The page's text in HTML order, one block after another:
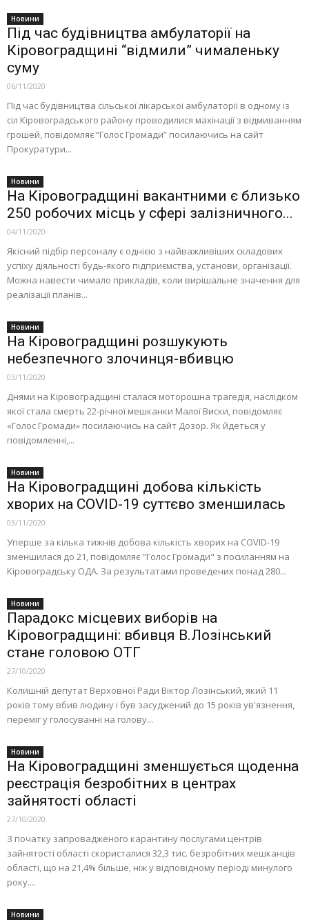
Новини
Під час будівництва амбулаторії на
Кіровоградщині “відмили” чималеньку
суму
06/11/2020
Під час будівництва сільської лікарської амбулаторії в одному із
сіл Кіровоградського району проводилися махінації з відмиванням
грошей, повідомляє “Голос Громади” посилаючись на сайт
Прокуратури...
Новини
На Кіровоградщині вакантними є близько
250 робочих місць у сфері залізничного...
04/11/2020
Якісний підбір персоналу є однією з найважливіших складових
успіху діяльності будь-якого підприємства, установи, організації.
Можна навести чимало прикладів, коли вирішальне значення для
реалізації планів...
Новини
На Кіровоградщині розшукують
небезпечного злочинця-вбивцю
03/11/2020
Днями на Кіровоградщині сталася моторошна трагедія, наслідком
якої стала смерть 22-річної мешканки Малої Виски, повідомляє
«Голос Громади» посилаючись на сайт Дозор. Як йдеться у
повідомленні,...
Новини
На Кіровоградщині добова кількість
хворих на COVID-19 суттєво зменшилась
03/11/2020
Уперше за кілька тижнів добова кількість хворих на COVID-19
зменшилася до 21, повідомляє "Голос Громади" з посиланням на
Кіровоградську ОДА. За результатами проведених понад 280...
Новини
Парадокс місцевих виборів на
Кіровоградщині: вбивця В.Лозінський
стане головою ОТГ
27/10/2020
Колишній депутат Верховної Ради Віктор Лозінський, який 11
років тому вбив людину і був засуджений до 15 років ув'язнення,
переміг у голосуванні на голову...
Новини
На Кіровоградщині зменшується щоденна
реєстрація безробітних в центрах
зайнятості області
27/10/2020
З початку запровадженого карантину послугами центрів
зайнятості області скористалися 32,3 тис. безробітних мешканців
області, що на 21,4% більше, ніж у відповідному періоді минулого
року....
Новини